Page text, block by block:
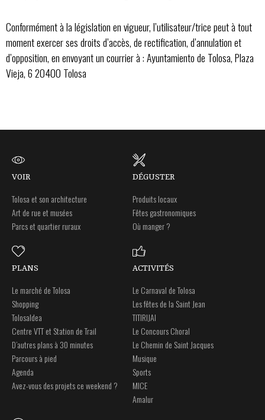
Conformément à la législation en vigueur, l’utilisateur/trice peut à tout
moment exercer ses droits d’accès, de rectification, d’annulation et
d’opposition, en envoyant un courrier à : Ayuntamiento de Tolosa, Plaza
Vieja, 6 20400 Tolosa
VOIR
Tolosa et son architecture
Art de rue et musées
Parcs et quartier ruraux
DÉGUSTER
Produits locaux
Fêtes gastronomiques
Où manger ?
PLANS
Le marché de Tolosa
Shopping
Tolosaldea
Centre VTT et Station de Trail
D’autres plans à 30 minutes
Parcours à pied
Agenda
Avez-vous des projets ce weekend ?
ACTIVITÉS
Le Carnaval de Tolosa
Les fêtes de la Saint Jean
TITIRIJAI
Le Concours Choral
Le Chemin de Saint Jacques
Musique
Sports
MICE
Amalur